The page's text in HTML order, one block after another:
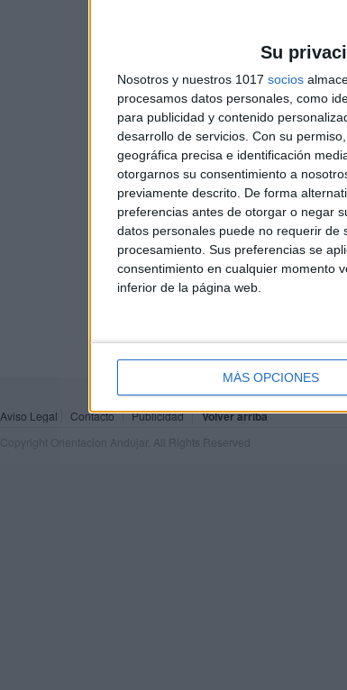
Su
Nosotros y nuestros 1017 socios
procesamos datos personales, como
para publicidad y contenido
desarrollo de servicios. Con su
geográfica precisa e identificación
otorgarnos su consentimiento a
previamente descrito. De forma
preferencias antes de otorgar o negar
datos personales puede no requerir de
procesamiento. Sus preferencias se
consentimiento en cualquier momento
inferior de la página web.
MÁS OPCIONES
Aviso Legal Contacto Publicidad Volver arriba
Copyright Orientacion Andujar. All Rights Reserved